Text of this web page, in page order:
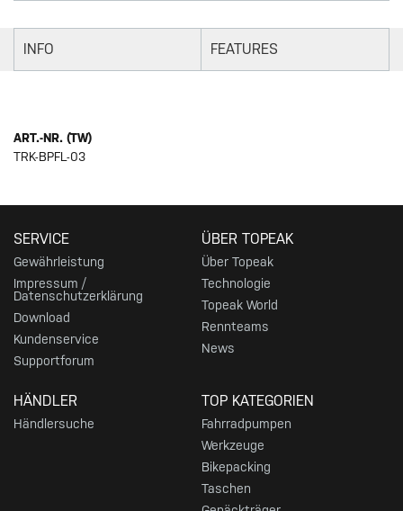
INFO FEATURES
ART.-NR. (TW)
TRK-BPFL-03
SERVICE
Gewährleistung
Impressum /
Datenschutzerklärung
Download
Kundenservice
Supportforum
ÜBER TOPEAK
Über Topeak
Technologie
Topeak World
Rennteams
News
HÄNDLER
Händlersuche
TOP KATEGORIEN
Fahrradpumpen
Werkzeuge
Bikepacking
Taschen